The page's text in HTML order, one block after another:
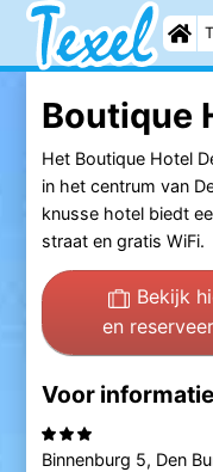
Boutique
Het Boutique Hotel
in het centrum van
knusse hotel biedt
straat en gratis WiFi.
Bekijk
en
Voor
Binnenburg 5, Den